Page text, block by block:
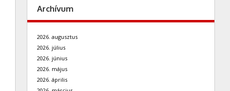
Archívum
2026. augusztus
2026. július
2026. június
2026. május
2026. április